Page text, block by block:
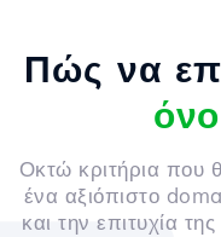
Πώς να
Οκτώ κριτήρια που
ένα αξιόπιστο
και την επιτυχία